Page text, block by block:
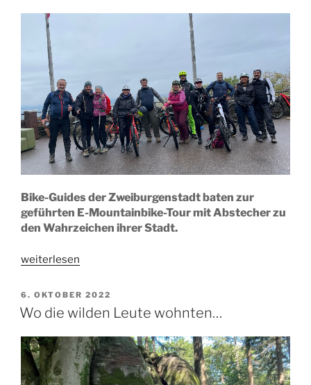
Bike-Guides der Zweiburgenstadt baten zur
geführten E-Mountainbike-Tour mit Abstecher zu
den Wahrzeichen ihrer Stadt.
„Camp:
Tour
mit
bis
ans
Ende
weiterlesen
VERÖFFENTLICHT
AM
6. OKTOBER 2022
Wo die wilden Leute wohnten…